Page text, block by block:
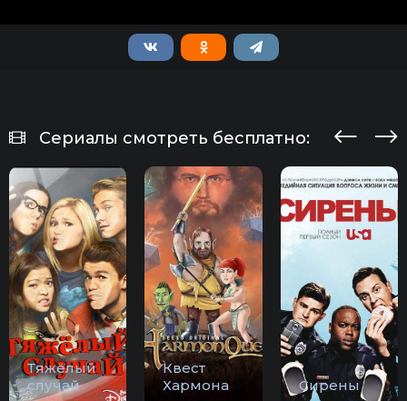
Сериалы смотреть бесплатно:
Тяжёлый
случай
Квест
Хармона
Сирены